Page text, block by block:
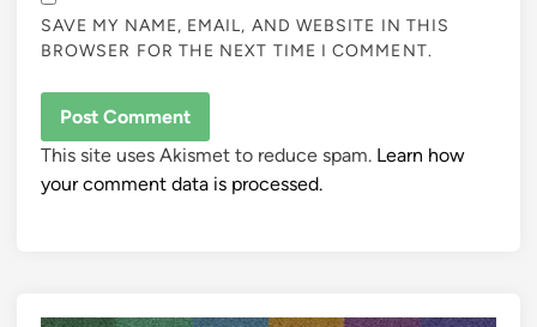
SAVE MY NAME, EMAIL, AND WEBSITE IN THIS
BROWSER FOR THE NEXT TIME I COMMENT.
This site uses Akismet to reduce spam. Learn how
your comment data is processed.